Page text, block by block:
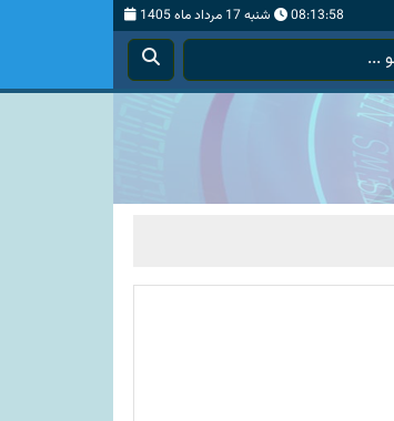
08:13:59 شنبه 17 مرداد ماه 1405